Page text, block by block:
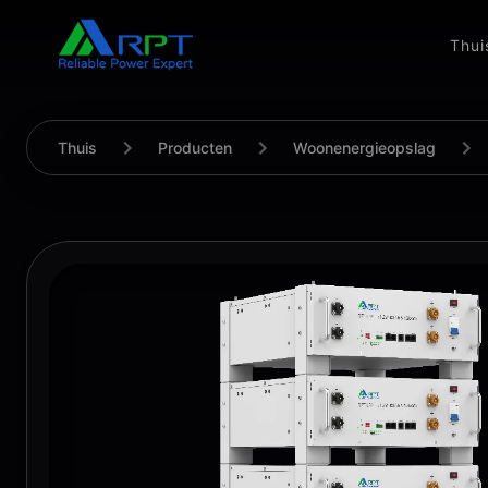
Thuis Producten Woonenergieopslag